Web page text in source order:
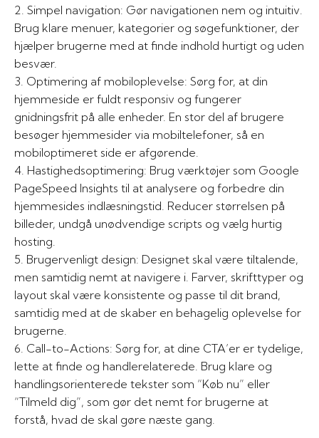
2. Simpel navigation: Gør navigationen nem og intuitiv.
Brug klare menuer, kategorier og søgefunktioner, der
hjælper brugerne med at finde indhold hurtigt og uden
besvær.
3. Optimering af mobiloplevelse: Sørg for, at din
hjemmeside er fuldt responsiv og fungerer
gnidningsfrit på alle enheder. En stor del af brugere
besøger hjemmesider via mobiltelefoner, så en
mobiloptimeret side er afgørende.
4. Hastighedsoptimering: Brug værktøjer som Google
PageSpeed Insights til at analysere og forbedre din
hjemmesides indlæsningstid. Reducer størrelsen på
billeder, undgå unødvendige scripts og vælg hurtig
hosting.
5. Brugervenligt design: Designet skal være tiltalende,
men samtidig nemt at navigere i. Farver, skrifttyper og
layout skal være konsistente og passe til dit brand,
samtidig med at de skaber en behagelig oplevelse for
brugerne.
6. Call-to-Actions: Sørg for, at dine CTA’er er tydelige,
lette at finde og handlerelaterede. Brug klare og
handlingsorienterede tekster som “Køb nu” eller
“Tilmeld dig”, som gør det nemt for brugerne at
forstå, hvad de skal gøre næste gang.